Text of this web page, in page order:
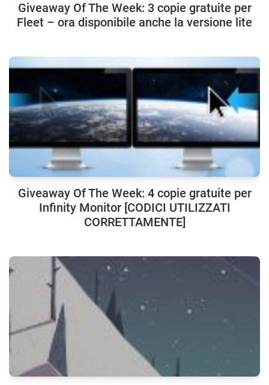
Giveaway Of The Week: 3 copie gratuite per
Fleet – ora disponibile anche la versione lite
Giveaway Of The Week: 4 copie gratuite per
Infinity Monitor [CODICI UTILIZZATI
CORRETTAMENTE]